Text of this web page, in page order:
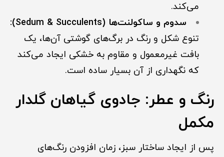
می‌کند.
سدوم و ساکولنت‌ها (Sedum & Succulents):
تنوع شکل و رنگ در برگ‌های گوشتی آن‌ها، یک
بافت غیرمعمول و مقاوم به خشکی ایجاد می‌کند
که نگهداری از آن بسیار ساده است.
رنگ و عطر: جادوی گیاهان گلدار
مکمل
پس از ایجاد ساختار سبز، زمان افزودن رنگ‌های